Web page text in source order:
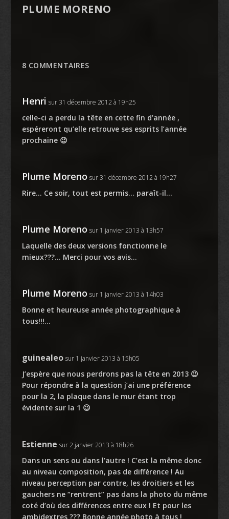
PLUME MORENO
8 COMMENTAIRES
Henri sur 31 décembre 2012 à 19h25
celle-ci a perdu la tête en cette fin d’année ,
espéreront qu’elle retrouve ses esprits l’année
prochaine 😉
Plume Moreno sur 31 décembre 2012 à 19h27
Rire… Ce soir, tout est permis… paraît-il…
Plume Moreno sur 1 janvier 2013 à 13h57
Laquelle des deux versions fonctionne le
mieux???… Merci pour vos avis…
Plume Moreno sur 1 janvier 2013 à 14h03
Bonne et heureuse année photographique à
tous!!!…
guinealeo sur 1 janvier 2013 à 15h05
J’espère que nous perdrons pas la tête en 2013 😉
Pour répondre à la question j’ai une préférence
pour la 2, la plaque dans le mur étant trop
évidente sur la 1 😉
Estienne sur 2 janvier 2013 à 18h26
Dans un sens ou dans l’autre ! C’est la même donc
au niveau composition, pas de différence ! Au
niveau perception par contre, les droitiers et les
gauchers ne “rentrent” pas dans la photo du même
coté d’où des différences entre eux ! Et pour les
ambidextres ??? Bonne année photo à tous !